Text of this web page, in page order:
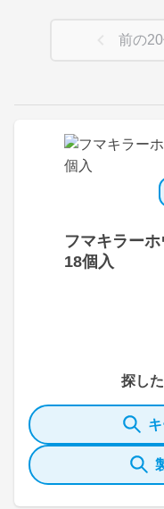
フマキラー
18個入
探し
前の20